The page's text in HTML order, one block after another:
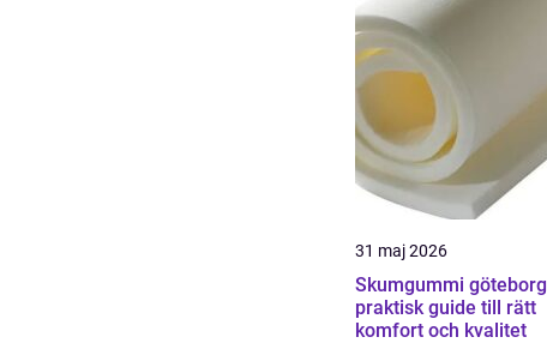
31 maj 2026
Skumgummi göteborg en
praktisk guide till rätt
komfort och kvalitet